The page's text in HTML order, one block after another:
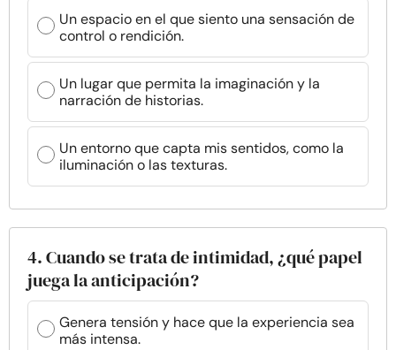
Un espacio en el que siento una sensación de
control o rendición.
Un lugar que permita la imaginación y la
narración de historias.
Un entorno que capta mis sentidos, como la
iluminación o las texturas.
4. Cuando se trata de intimidad, ¿qué papel
juega la anticipación?
Genera tensión y hace que la experiencia sea
más intensa.